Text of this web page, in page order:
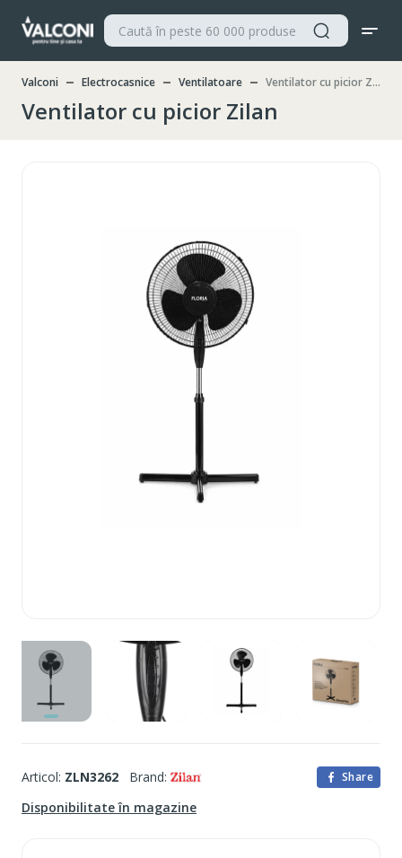
Valconi Electrocasnice Ventilatoare Ventilator cu picior Zilan
Ventilator cu picior Zilan
Articol: ZLN3262 Brand: Share
Disponibilitate în magazine